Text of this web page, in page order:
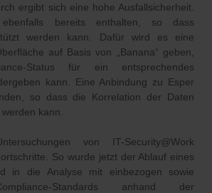
ergibt sich eine hohe Ausfallsicherheit.
bereits enthalten, so dass
werden kann. Dafür wird es eine
auf Basis von „Banana“ geben,
Status für ein entsprechendes
kann. Eine Anbindung zu Esper
so dass die Korrelation der Daten
kann.
von IT-Security@Work
So wurde jetzt der Ablauf eines
in die Analyse mit einbezogen sowie
Standards anhand der